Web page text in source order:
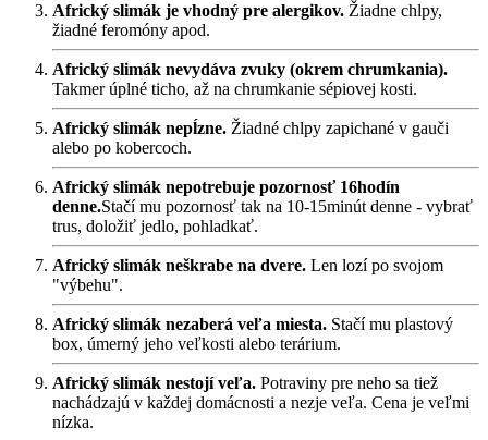
Africký slimák je vhodný pre alergikov. Žiadne chlpy,
žiadné feromóny apod.
Africký slimák nevydáva zvuky (okrem chrumkania).
Takmer úplné ticho, až na chrumkanie sépiovej kosti.
Africký slimák nepĺzne. Žiadné chlpy zapichané v gauči
alebo po kobercoch.
Africký slimák nepotrebuje pozornosť 16hodín
denne.Stačí mu pozornosť tak na 10-15minút denne - vybrať
trus, doložiť jedlo, pohladkať.
Africký slimák neškrabe na dvere. Len lozí po svojom
"výbehu".
Africký slimák nezaberá veľa miesta. Stačí mu plastový
box, úmerný jeho veľkosti alebo terárium.
Africký slimák nestojí veľa. Potraviny pre neho sa tiež
nachádzajú v každej domácnosti a nezje veľa. Cena je veľmi
nízka.